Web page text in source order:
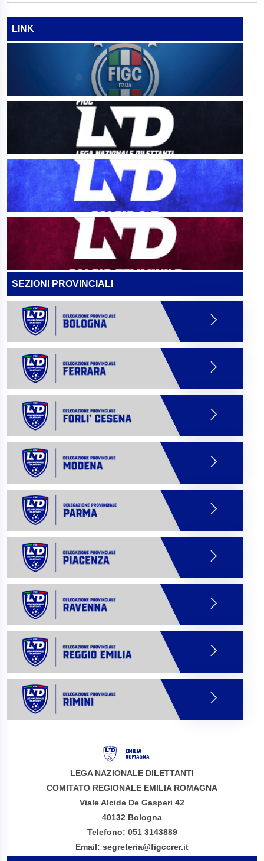
LINK
SEZIONI PROVINCIALI
LEGA NAZIONALE DILETTANTI
COMITATO REGIONALE EMILIA ROMAGNA
Viale Alcide De Gasperi 42
40132 Bologna
Telefono: 051 3143889
Email: segreteria@figccrer.it